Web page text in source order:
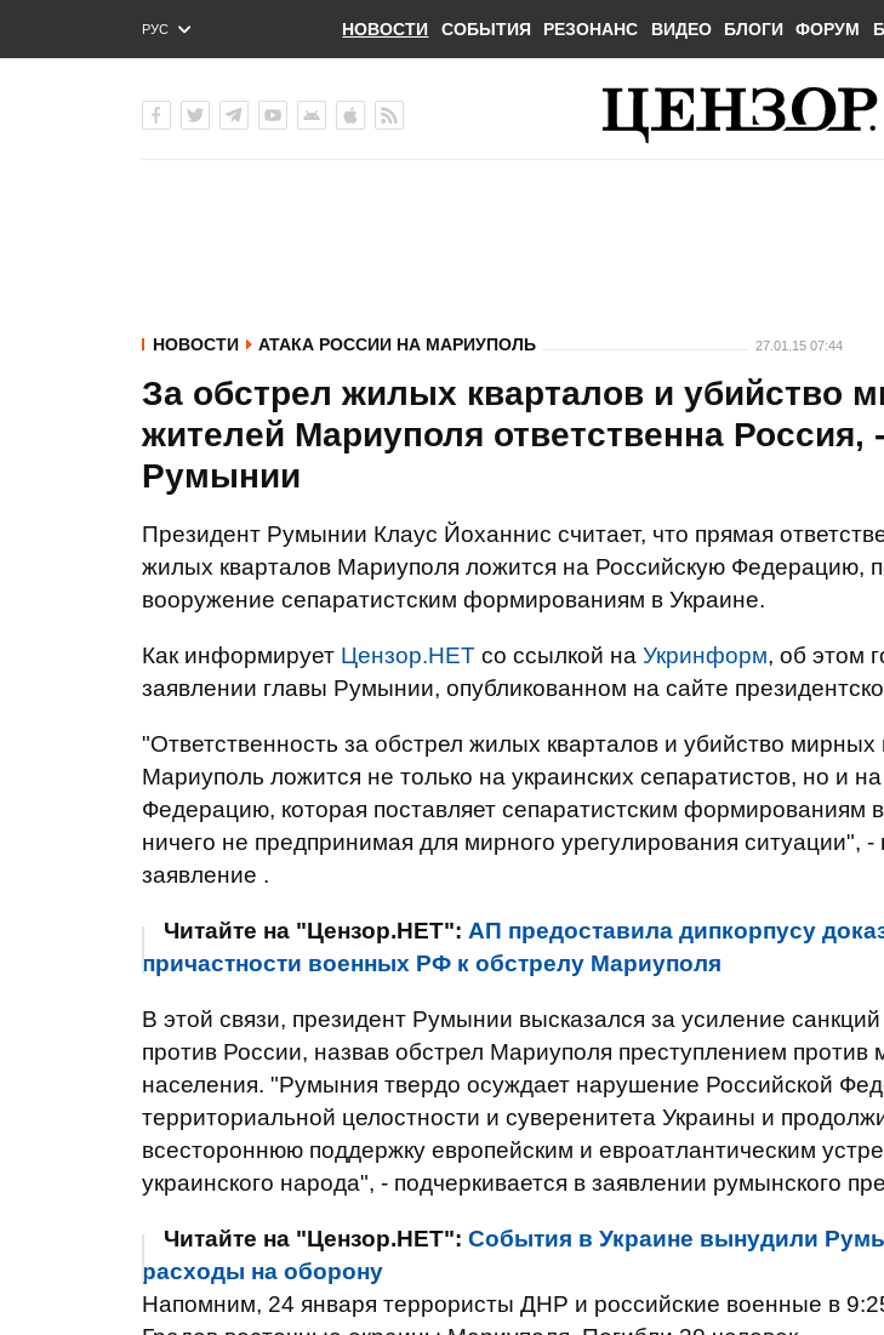
РУС
ENG
НОВОСТИ СОБЫТИЯ РЕЗОНАНС ВИДЕО БЛОГИ ФОРУМ
НОВОСТИ АТАКА РОССИИ НА МАРИУПОЛЬ 27.01.15 07:44
За обстрел жилых кварталов и убийство
жителей Мариуполя ответственна Россия,
Румынии
Президент Румынии Клаус Йоханнис считает, что прямая
жилых кварталов Мариуполя ложится на Российскую Федерацию,
вооружение сепаратистским формированиям в Украине.
Как информирует Цензор.НЕТ со ссылкой на Укринформ, об этом
заявлении главы Румынии, опубликованном на сайте
"Ответственность за обстрел жилых кварталов и убийство мирных
Мариуполь ложится не только на украинских сепаратистов, но и
Федерацию, которая поставляет сепаратистским формированиям
ничего не предпринимая для мирного урегулирования ситуации", -
заявление .
Читайте на "Цензор.НЕТ": АП предоставила дипкорпусу
причастности военных РФ к обстрелу Мариуполя
В этой связи, президент Румынии высказался за усиление
против России, назвав обстрел Мариуполя преступлением против
населения. "Румыния твердо осуждает нарушение Российской
территориальной целостности и суверенитета Украины и
всестороннюю поддержку европейским и евроатлантическим
украинского народа", - подчеркивается в заявлении румынского
Читайте на "Цензор.НЕТ": События в Украине вынудили
расходы на оборону
Напомним, 24 января террористы ДНР и российские военные в